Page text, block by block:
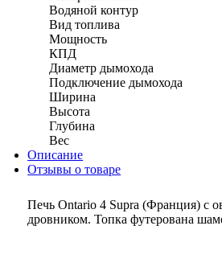
Водяной контур
Вид топлива
Мощность
КПД
Диаметр дымохода
Подключение дымохода
Ширина
Высота
Глубина
Вес
Описание
Отзывы о товаре
Печь Ontario 4 Supra (Франция) с
дровником. Топка футерована